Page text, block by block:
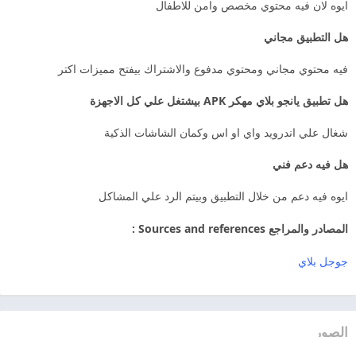
ايوه لان فيه محتوي مخصص وامن للاطفال
هل التطبيق مجاني
فيه محتوي مجاني ومحتوي مدفوع والاشتراك بيفتح مميزات اكتر
هل تطبيق يانجو بلاي مهكر APK بيشتغل علي كل الاجهزة
شغال علي اندرويد واي او اس وكمان الشاشات الذكية
هل فيه دعم فني
ايوه فيه دعم من خلال التطبيق وبيتم الرد علي المشاكل
المصادر والمراجع Sources and references :
جوجل بلاي
الصور